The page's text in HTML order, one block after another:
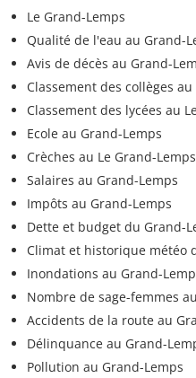
Le Grand-Lemps
Qualité de l'eau au Grand-
Avis de décès au Grand-
Classement des collèges
Classement des lycées au
Ecole au Grand-Lemps
Crèches au Le Grand-Lemps
Salaires au Grand-Lemps
Impôts au Grand-Lemps
Dette et budget du Grand-
Climat et historique météo
Inondations au Grand-
Nombre de sage-femmes
Accidents de la route au
Délinquance au Grand-
Pollution au Grand-Lemps